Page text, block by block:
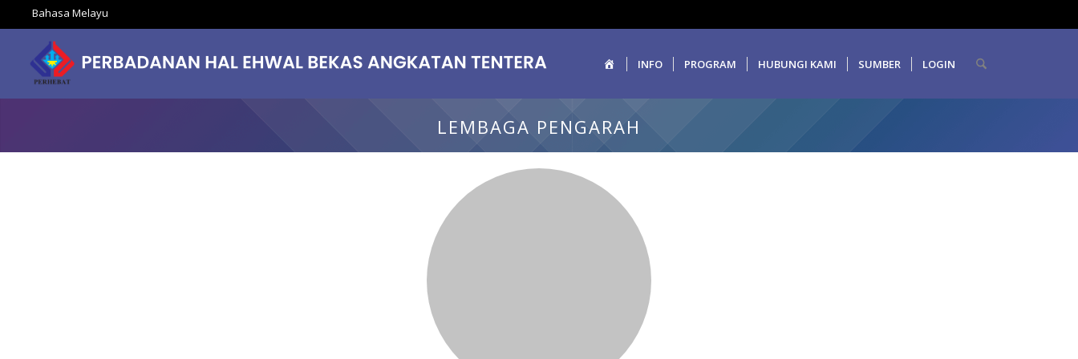
Bahasa Melayu
HomeINFO PROGRAM HUBUNGI KAMI SUMBER LOGIN
LEMBAGA PENGARAH